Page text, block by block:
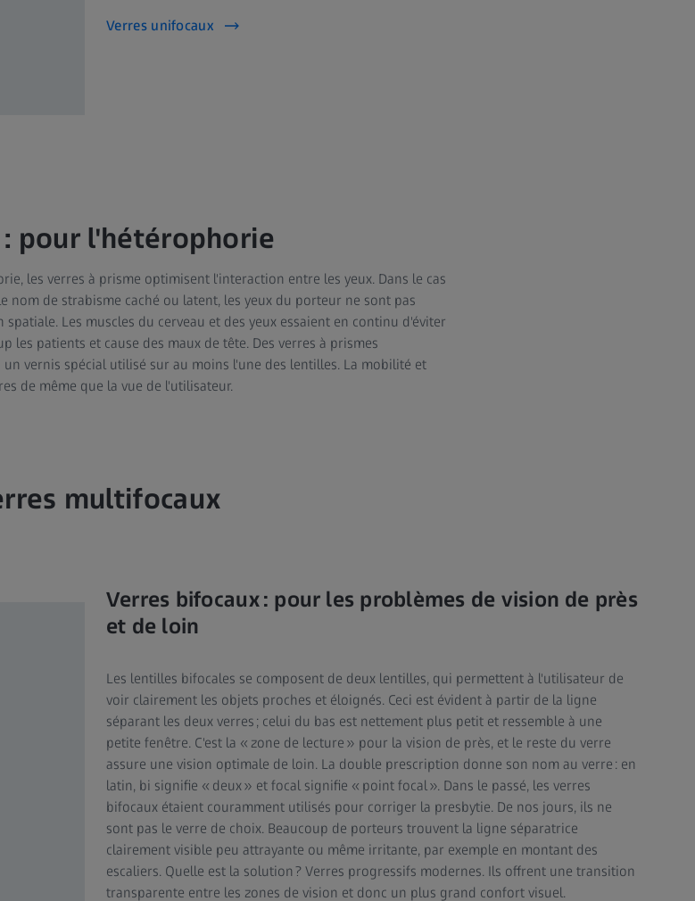
Verres unifocaux
pour l'hétérophorie
les verres à prisme optimisent l'interaction entre les yeux. Dans le cas
nom de strabisme caché ou latent, les yeux du porteur ne sont pas
Les muscles du cerveau et des yeux essaient en continu d'éviter
les patients et cause des maux de tête. Des verres à prismes
vernis spécial utilisé sur au moins l'une des lentilles. La mobilité et
de même que la vue de l'utilisateur.
multifocaux
Verres bifocaux : pour les problèmes de vision de près
et de loin
Les lentilles bifocales se composent de deux lentilles, qui permettent à l'utilisateur de
voir clairement les objets proches et éloignés. Ceci est évident à partir de la ligne
séparant les deux verres ; celui du bas est nettement plus petit et ressemble à une
petite fenêtre. C'est la « zone de lecture » pour la vision de près, et le reste du verre
assure une vision optimale de loin. La double prescription donne son nom au verre : en
latin, bi signifie « deux » et focal signifie « point focal ». Dans le passé, les verres
bifocaux étaient couramment utilisés pour corriger la presbytie. De nos jours, ils ne
sont pas le verre de choix. Beaucoup de porteurs trouvent la ligne séparatrice
clairement visible peu attrayante ou même irritante, par exemple en montant des
escaliers. Quelle est la solution ? Verres progressifs modernes. Ils offrent une transition
transparente entre les zones de vision et donc un plus grand confort visuel.